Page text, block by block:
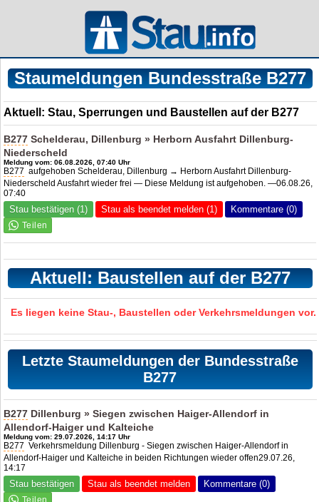
Staumeldungen Bundesstraße B277
Aktuell: Stau, Sperrungen und Baustellen auf der B277
B277 Schelderau, Dillenburg » Herborn Ausfahrt Dillenburg-
Niederscheld
Meldung vom: 06.08.2026, 07:40 Uhr
B277 aufgehoben Schelderau, Dillenburg → Herborn Ausfahrt Dillenburg-
Niederscheld Ausfahrt wieder frei — Diese Meldung ist aufgehoben. —06.08.26,
07:40
Stau bestätigen (1) Stau als beendet melden (1) Kommentare (0)
Aktuell: Baustellen auf der B277
Es liegen keine Stau-, Baustellen oder Verkehrsmeldungen vor.
Letzte Staumeldungen der Bundesstraße
B277
B277 Dillenburg » Siegen zwischen Haiger-Allendorf in
Allendorf-Haiger und Kalteiche
Meldung vom: 29.07.2026, 14:17 Uhr
B277 Verkehrsmeldung Dillenburg - Siegen zwischen Haiger-Allendorf in
Allendorf-Haiger und Kalteiche in beiden Richtungen wieder offen29.07.26,
14:17
Stau bestätigen Stau als beendet melden Kommentare (0)